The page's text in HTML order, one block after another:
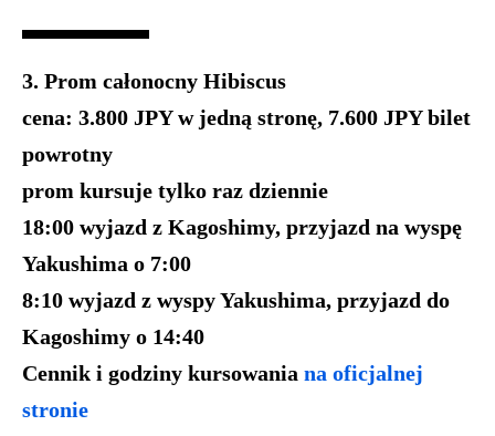
3. Prom całonocny Hibiscus
cena: 3.800 JPY w jedną stronę, 7.600 JPY bilet
powrotny
prom kursuje tylko raz dziennie
18:00 wyjazd z Kagoshimy, przyjazd na wyspę
Yakushima o 7:00
8:10 wyjazd z wyspy Yakushima, przyjazd do
Kagoshimy o 14:40
Cennik i godziny kursowania na oficjalnej
stronie